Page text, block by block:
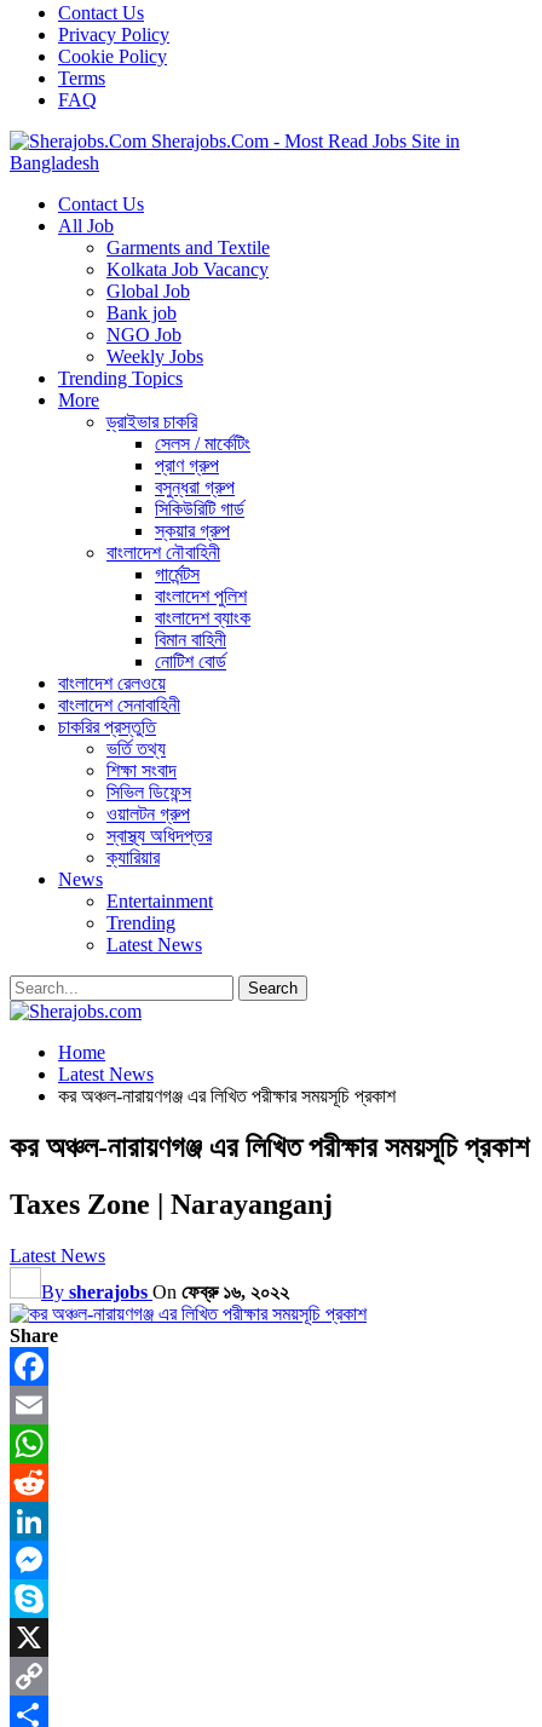
Contact Us
Privacy Policy
Cookie Policy
Terms
FAQ
Sherajobs.Com - Most Read Jobs Site in
Bangladesh
Contact Us
All Job
Garments and Textile
Kolkata Job Vacancy
Global Job
Bank job
NGO Job
Weekly Jobs
Trending Topics
More
ড্রাইভার চাকরি
সেলস / মার্কেটিং
প্রাণ গ্রুপ
বসুন্ধরা গ্রুপ
সিকিউরিটি গার্ড
স্কয়ার গ্রুপ
বাংলাদেশ নৌবাহিনী
গার্মেন্টস
বাংলাদেশ পুলিশ
বাংলাদেশ ব্যাংক
বিমান বাহিনী
নোটিশ বোর্ড
বাংলাদেশ রেলওয়ে
বাংলাদেশ সেনাবাহিনী
চাকরির প্রস্তুতি
ভর্তি তথ্য
শিক্ষা সংবাদ
সিভিল ডিফেন্স
ওয়ালটন গ্রুপ
স্বাস্থ্য অধিদপ্তর
ক্যারিয়ার
News
Entertainment
Trending
Latest News
Home
Latest News
কর অঞ্চল-নারায়ণগঞ্জ এর লিখিত পরীক্ষার সময়সূচি প্রকাশ
কর অঞ্চল-নারায়ণগঞ্জ এর লিখিত পরীক্ষার সময়সূচি প্রকাশ
Taxes Zone | Narayanganj
Latest News
By sherajobs On ফেব্রু ১৬, ২০২২
Share
Facebook
Email
WhatsApp
Reddit
LinkedIn
Messenger
Skype
X
Copy